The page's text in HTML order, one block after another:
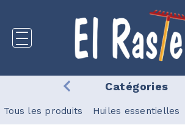
Catégories
Tous les produits Huiles essentielles